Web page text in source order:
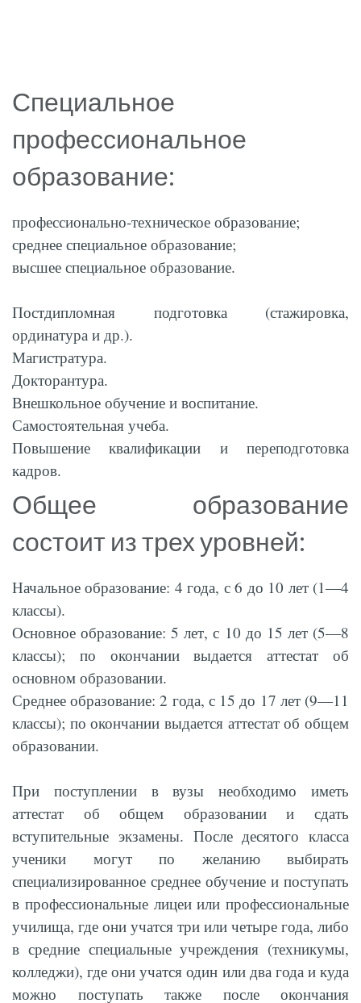
Специальное
профессиональное
образование:
профессионально-техническое образование;
среднее специальное образование;
высшее специальное образование.
Постдипломная подготовка (стажировка,
ординатура и др.).
Магистратура.
Докторантура.
Внешкольное обучение и воспитание.
Самостоятельная учеба.
Повышение квалификации и переподготовка
кадров.
Общее образование
состоит из трех уровней:
Начальное образование: 4 года, с 6 до 10 лет (1—4
классы).
Основное образование: 5 лет, с 10 до 15 лет (5—8
классы); по окончании выдается аттестат об
основном образовании.
Среднее образование: 2 года, с 15 до 17 лет (9—11
классы); по окончании выдается аттестат об общем
образовании.
При поступлении в вузы необходимо иметь
аттестат об общем образовании и сдать
вступительные экзамены. После десятого класса
ученики могут по желанию выбирать
специализированное среднее обучение и поступать
в профессиональные лицеи или профессиональные
училища, где они учатся три или четыре года, либо
в средние специальные учреждения (техникумы,
колледжи), где они учатся один или два года и куда
можно поступать также после окончания